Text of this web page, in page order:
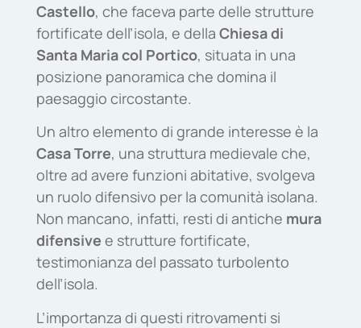
Castello, che faceva parte delle strutture
fortificate dell’isola, e della Chiesa di
Santa Maria col Portico, situata in una
posizione panoramica che domina il
paesaggio circostante.
Un altro elemento di grande interesse è la
Casa Torre, una struttura medievale che,
oltre ad avere funzioni abitative, svolgeva
un ruolo difensivo per la comunità isolana.
Non mancano, infatti, resti di antiche mura
difensive e strutture fortificate,
testimonianza del passato turbolento
dell’isola.
L’importanza di questi ritrovamenti si